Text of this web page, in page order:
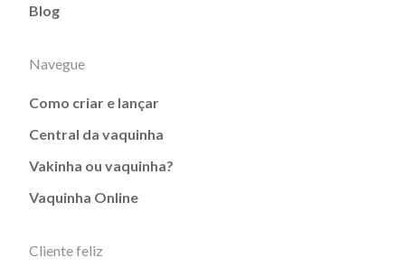
Blog
Navegue
Como criar e lançar
Central da vaquinha
Vakinha ou vaquinha?
Vaquinha Online
Cliente feliz